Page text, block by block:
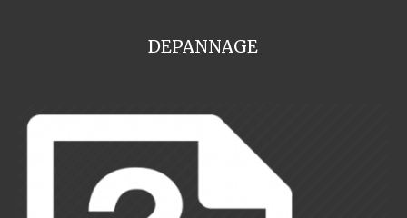
DEPANNAGE